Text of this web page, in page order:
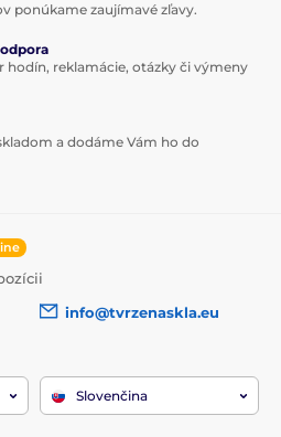
ponúkame zaujímavé zľavy.
hodín, reklamácie, otázky či výmeny
a dodáme Vám ho do
info@tvrzenaskla.eu
Slovenčina